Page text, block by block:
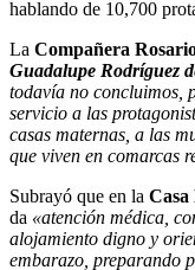
hablando de 10,700
La Compañera
Guadalupe Rodríguez
todavía no concluimos,
servicio a las
casas maternas, a las
que viven en comarcas
Subrayó que en la
da «atención médica,
alojamiento digno y
embarazo, preparando